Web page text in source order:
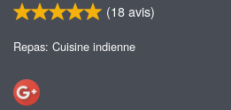
(18avis)
Repas: Cuisine indienne